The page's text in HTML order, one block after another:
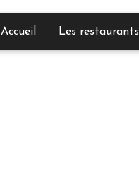
Accueil Les restaurants